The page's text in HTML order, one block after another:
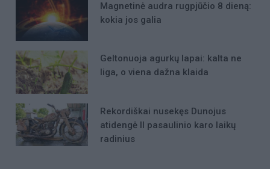
Magnetinė audra rugpjūčio 8 dieną:
kokia jos galia
Geltonuoja agurkų lapai: kalta ne
liga, o viena dažna klaida
Rekordiškai nusekęs Dunojus
atidengė II pasaulinio karo laikų
radinius